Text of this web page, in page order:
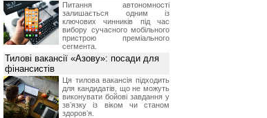
Питання автономності
залишається одним із
ключових чинників під час
вибору сучасного мобільного
пристрою преміального
сегмента.
Тилові вакансії «Азову»: посади для
фінансистів
Ця тилова вакансія підходить
для кандидатів, що не можуть
виконувати бойові завдання у
звʼязку із віком чи станом
здоровʼя.